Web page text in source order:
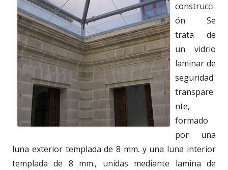
construcci
ón. Se
trata de
un vidrio
laminar de
seguridad
transpare
nte,
formado
por una
luna exterior templada de 8 mm. y una luna interior
templada de 8 mm., unidas mediante lamina de